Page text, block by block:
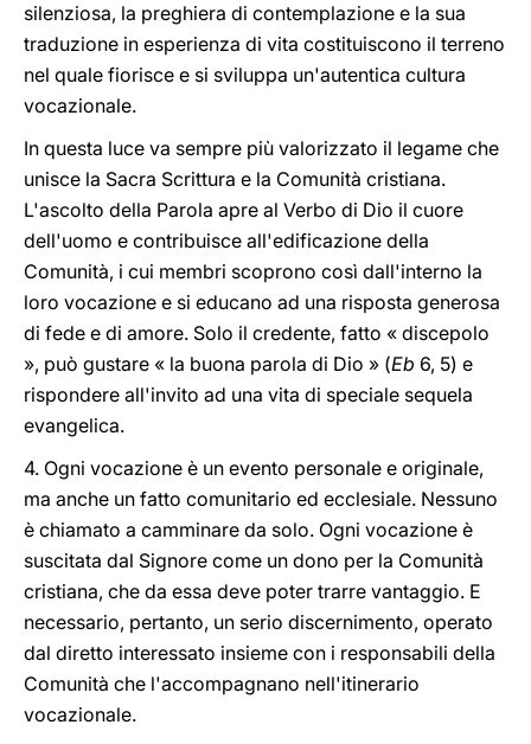
silenziosa, la preghiera di contemplazione e la sua
traduzione in esperienza di vita costituiscono il terreno
nel quale fiorisce e si sviluppa un'autentica cultura
vocazionale.
In questa luce va sempre più valorizzato il legame che
unisce la Sacra Scrittura e la Comunità cristiana.
L'ascolto della Parola apre al Verbo di Dio il cuore
dell'uomo e contribuisce all'edificazione della
Comunità, i cui membri scoprono così dall'interno la
loro vocazione e si educano ad una risposta generosa
di fede e di amore. Solo il credente, fatto « discepolo
», può gustare « la buona parola di Dio » (Eb 6, 5) e
rispondere all'invito ad una vita di speciale sequela
evangelica.
4. Ogni vocazione è un evento personale e originale,
ma anche un fatto comunitario ed ecclesiale. Nessuno
è chiamato a camminare da solo. Ogni vocazione è
suscitata dal Signore come un dono per la Comunità
cristiana, che da essa deve poter trarre vantaggio. E
necessario, pertanto, un serio discernimento, operato
dal diretto interessato insieme con i responsabili della
Comunità che l'accompagnano nell'itinerario
vocazionale.